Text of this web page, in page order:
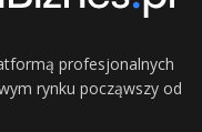
profesjonalnych
rynku począwszy od